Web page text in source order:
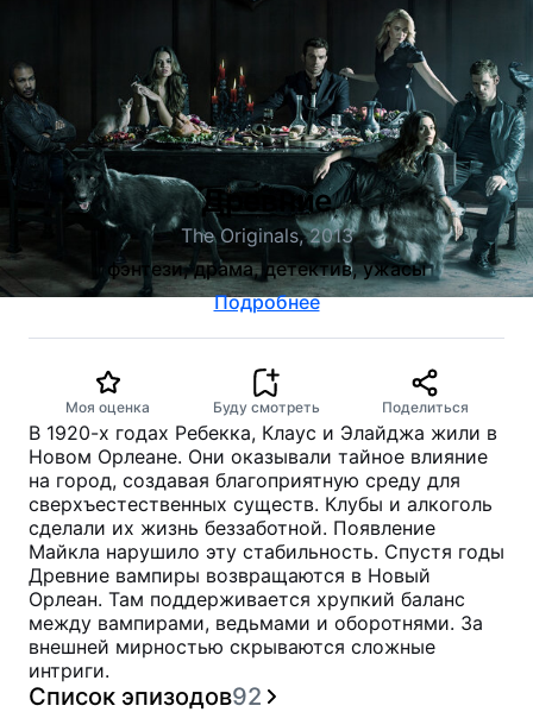
Древние
The Originals, 2013
фэнтези, драма, детектив, ужасы
Подробнее
Моя оценка Буду смотреть Поделиться
В 1920-х годах Ребекка, Клаус и Элайджа жили в
Новом Орлеане. Они оказывали тайное влияние
на город, создавая благоприятную среду для
сверхъестественных существ. Клубы и алкоголь
сделали их жизнь беззаботной. Появление
Майкла нарушило эту стабильность. Спустя годы
Древние вампиры возвращаются в Новый
Орлеан. Там поддерживается хрупкий баланс
между вампирами, ведьмами и оборотнями. За
внешней мирностью скрываются сложные
интриги.
Список эпизодов92